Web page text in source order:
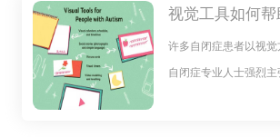
视觉工具如何
学习和成长
许多自闭症患者以视觉
自闭症专业人士强烈
帮助自闭症儿童和成